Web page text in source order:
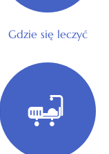
Gdzie się leczyć